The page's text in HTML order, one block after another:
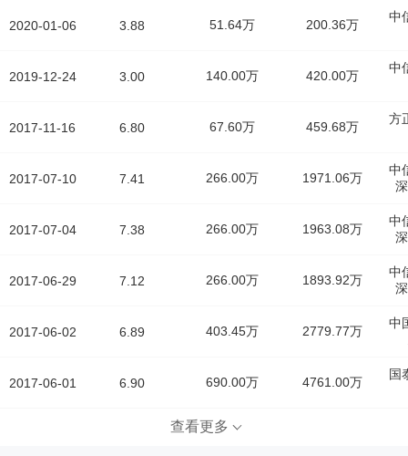
2020-01-06
2019-12-24
2017-11-16
2017-07-10
2017-07-04
2017-06-29
2017-06-02
2017-06-01
3.88 51.64万 200.36万
中
3.00 140.00万 420.00万
中
6.80 67.60万 459.68万
方
7.41 266.00万 1971.06万
中
7.38 266.00万 1963.08万
中
7.12 266.00万 1893.92万
中
6.89 403.45万 2779.77万
中
6.90 690.00万 4761.00万
国
查看更多